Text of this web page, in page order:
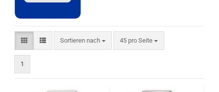
Sortieren nach
Sortieren nach 45 pro Seite
pro Seite
1